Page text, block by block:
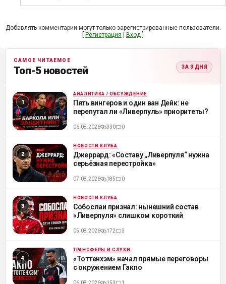
Добавлять комментарии могут только зарегистрированные пользователи.
Регистрация Вход
САМОЕ ЧИТАЕМОЕ
Топ-5 новостей ЗА 3 ДНЯ
ML АНАЛИТИКА / ОБСУЖДЕНИЕ
Пять вингеров и один ван Дейк: не
перепутал ли «Ливерпуль» приоритеты?
06.08.2026 330 0
ML НОВОСТИ КЛУБА
Джеррард: «Составу „Ливерпуля“ нужна
серьёзная перестройка»
07.08.2026 185 0
ML НОВОСТИ КЛУБА
Собослаи признал: нынешний состав
«Ливерпуля» слишком короткий
05.08.2026 172 3
ML ТРАНСФЕРЫ И СЛУХИ
«Тоттенхэм» начал прямые переговоры
с окружением Гакпо
06.08.2026 153 1